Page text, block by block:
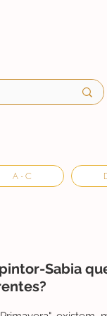
A - C
Sabia
estrelas.